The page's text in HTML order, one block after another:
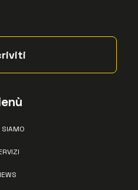
SIAMO